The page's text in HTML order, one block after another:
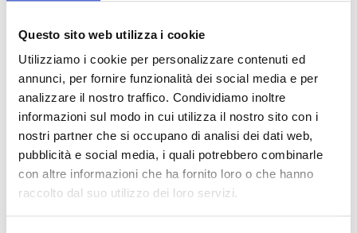
Questo sito web utilizza i cookie
Utilizziamo i cookie per personalizzare contenuti ed
annunci, per fornire funzionalità dei social media e per
analizzare il nostro traffico. Condividiamo inoltre
informazioni sul modo in cui utilizza il nostro sito con i
nostri partner che si occupano di analisi dei dati web,
pubblicità e social media, i quali potrebbero combinarle
con altre informazioni che ha fornito loro o che hanno
raccolto dal suo utilizzo dei loro servizi.
valori sono tre:
promuovere la parità e i diritti(sezione Parità e
diritti)
promuovere il coinvolgimento e la
partecipazione dei cittadini nella vita
democratica dell'Unione(sezione
Coinvolgimento e partecipazione dei cittadini)
contrastare la violenza(sezione Daphne)